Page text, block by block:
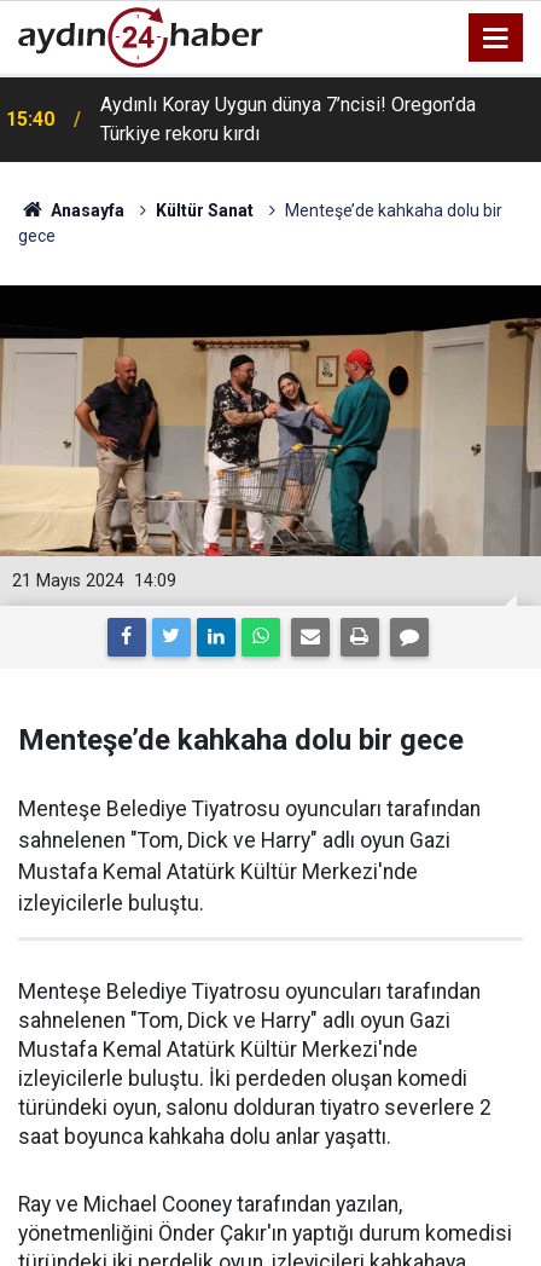
15:40
Aydınlı Koray Uygun dünya 7’ncisi! Oregon’da
Türkiye rekoru kırdı
Anasayfa Kültür Sanat
Menteşe’de kahkaha dolu bir
gece
14:09
21 Mayıs 2024
Menteşe’de kahkaha dolu bir gece
Menteşe Belediye Tiyatrosu oyuncuları tarafından
sahnelenen "Tom, Dick ve Harry" adlı oyun Gazi
Mustafa Kemal Atatürk Kültür Merkezi'nde
izleyicilerle buluştu.
Menteşe Belediye Tiyatrosu oyuncuları tarafından
sahnelenen "Tom, Dick ve Harry" adlı oyun Gazi
Mustafa Kemal Atatürk Kültür Merkezi'nde
izleyicilerle buluştu. İki perdeden oluşan komedi
türündeki oyun, salonu dolduran tiyatro severlere 2
saat boyunca kahkaha dolu anlar yaşattı.
Ray ve Michael Cooney tarafından yazılan,
yönetmenliğini Önder Çakır'ın yaptığı durum komedisi